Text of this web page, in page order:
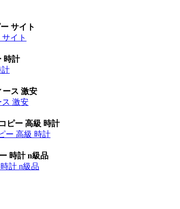
サイト
イト
時計
計
ース 激安
ス 激安
ピー 高級 時計
ー 高級 時計
時計 n級品
計 n級品